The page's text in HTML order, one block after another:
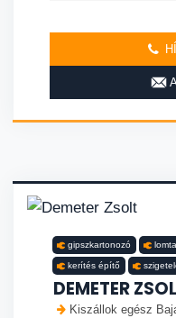
gipszkartonozó
kerítés építő
DEMETER
Kiszállok egész